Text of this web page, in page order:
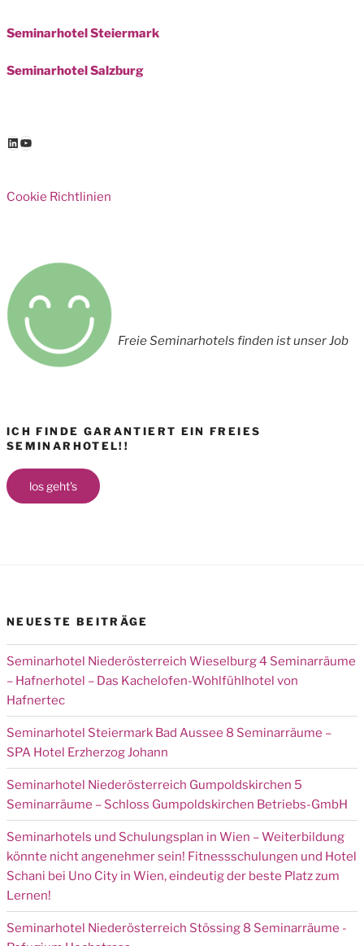
Seminarhotel Steiermark
Seminarhotel Salzburg
LinkedIn
YouTube
Cookie Richtlinien
Freie Seminarhotels finden ist unser Job
ICH FINDE GARANTIERT EIN FREIES
SEMINARHOTEL!!
los geht's
NEUESTE BEITRÄGE
Seminarhotel Niederösterreich Wieselburg 4 Seminarräume
– Hafnerhotel – Das Kachelofen-Wohlfühlhotel von
Hafnertec
Seminarhotel Steiermark Bad Aussee 8 Seminarräume –
SPA Hotel Erzherzog Johann
Seminarhotel Niederösterreich Gumpoldskirchen 5
Seminarräume – Schloss Gumpoldskirchen Betriebs-GmbH
Seminarhotels und Schulungsplan in Wien – Weiterbildung
könnte nicht angenehmer sein! Fitnessschulungen und Hotel
Schani bei Uno City in Wien, eindeutig der beste Platz zum
Lernen!
Seminarhotel Niederösterreich Stössing 8 Seminarräume -